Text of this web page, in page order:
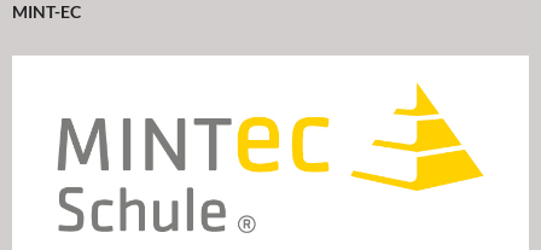
MINT-EC